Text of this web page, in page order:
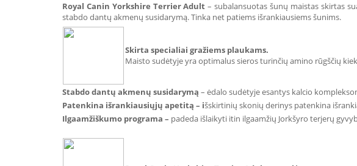
Royal Canin Yorkshire Terrier Adult – subalansuotas šunų maistas skirtas
stabdo dantų akmenų susidarymą. Tinka net patiems išrankiausiems šunims.
Skirta specialiai gražiems plaukams.
Maisto sudėtyje yra optimalus sieros turinčių amino rūgščių
Stabdo dantų akmenų susidarymą – ėdalo sudėtyje esantys kalcio
Patenkina išrankiausiųjų apetitą – išskirtinių skonių derinys patenkina
Ilgaamžiškumo programa – padeda išlaikyti itin ilgaamžių Jorkšyro terjerų